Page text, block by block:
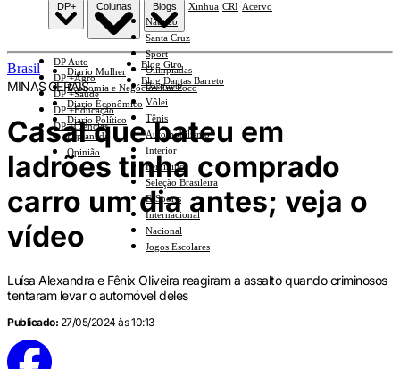
Náutico
Santa Cruz
Sport
Olimpíadas
Basquete
Vôlei
Tênis
Automobilismo
Interior
Feminino
Seleção Brasileira
E-Sports
Internacional
Nacional
Jogos Escolares
DP+
DP Auto
DP +Agro
DP +Saúde
DP +Educação
DP +Ciências
Colunas
Diario Mulher
Economia e Negócios Em Foco
Diario Econômico
Diario Político
Esplanada
Opinião
Blogs
Blog Giro
Blog Dantas Barreto
Xinhua CRI Acervo
Brasil
MINAS GERAIS
Casal que bateu em
ladrões tinha comprado
carro um dia antes; veja o
vídeo
Luísa Alexandra e Fênix Oliveira reagiram a assalto quando criminosos
tentaram levar o automóvel deles
Publicado: 27/05/2024 às 10:13